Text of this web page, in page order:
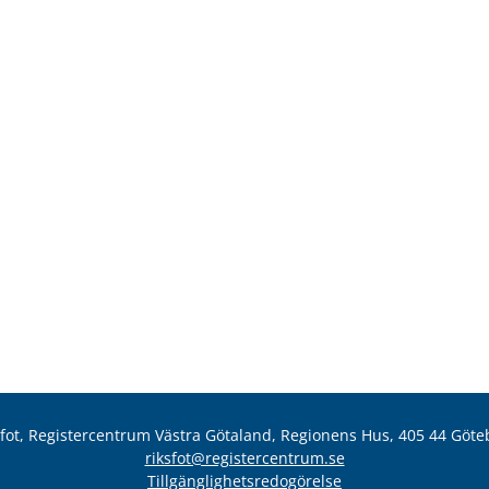
Registercentrum Västra Götaland, Regionens Hus, 405 44
riksfot@registercentrum.se
Tillgänglighetsredogörelse